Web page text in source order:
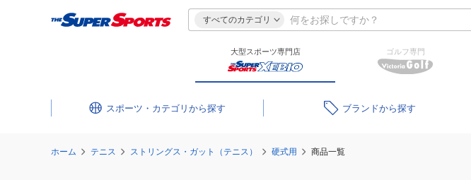
すべてのカテゴリ
大型スポーツ専門店 ゴルフ専門
スポーツ・カテゴリ ブランド
ホーム テニス ストリングス・ガット（テニス） 硬式用 商品一覧